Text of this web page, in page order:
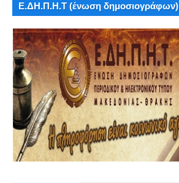
Ε.ΔΗ.Π.Η.Τ (ένωση δημοσιογράφων)